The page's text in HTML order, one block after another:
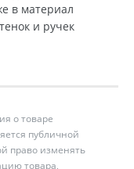
в материал
и ручек
о товаре
публичной
право изменять
товара,